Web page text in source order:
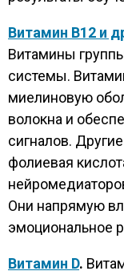
Витамин B12 и
Витамины
системы.
миелиновую
волокна и
сигналов.
фолиевая
Они напрямую
эмоциональное
Витамин D.